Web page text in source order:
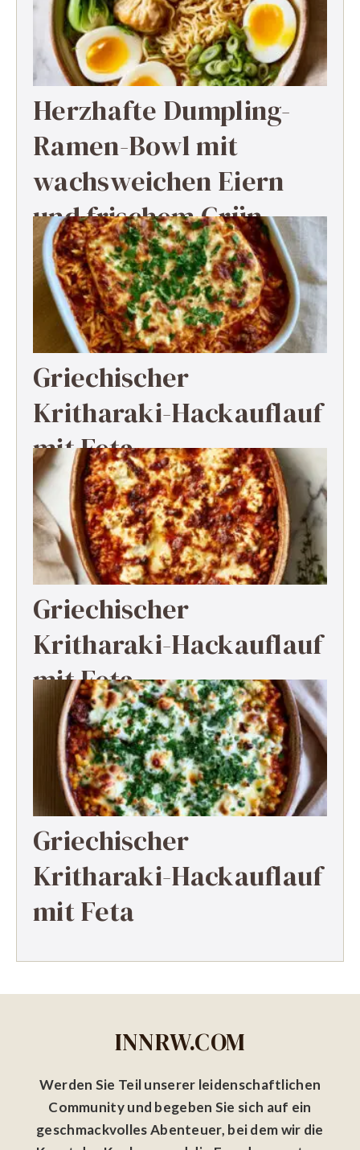
Herzhafte Dumpling-
Ramen-Bowl mit
wachsweichen Eiern
und frischem Grün
Griechischer
Kritharaki-Hackauflauf
mit Feta
Griechischer
Kritharaki-Hackauflauf
mit Feta
Griechischer
Kritharaki-Hackauflauf
mit Feta
INNRW.COM
Werden Sie Teil unserer leidenschaftlichen
Community und begeben Sie sich auf ein
geschmackvolles Abenteuer, bei dem wir die